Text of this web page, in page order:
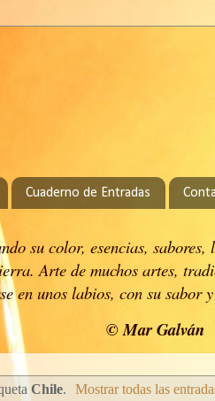
Cuaderno de Entradas
su color, esencias, sabores,
Arte de muchos artes,
en unos labios, con su
© Mar Galván
Chile. Mostrar todas las